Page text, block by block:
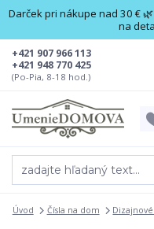
Darček pri nákupe nad 30 €
na
+421 948 770 425
+421 907 966 113
(Po-Pia, 8-18 hod.)
Úvod Čísla na dom